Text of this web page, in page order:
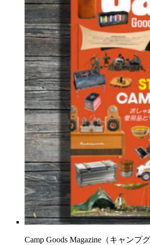
Camp Goods Magazine（キャンプ